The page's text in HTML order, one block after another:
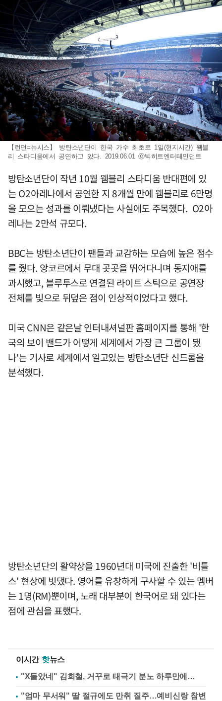
【런던=뉴시스】 방탄소년단이 한국 가수 최초로 1일(현지시간) 웸블
리 스타디움에서 공연하고 있다. 2019.06.01 ⓒ빅히트엔터테인먼트
방탄소년단이 작년 10월 웸블리 스타디움 반대편에 있
는 O2아레나에서 공연한 지 8개월 만에 웸블리로 6만명
을 모으는 성과를 이뤄냈다는 사실에도 주목했다. O2아
레나는 2만석 규모다.
BBC는 방탄소년단이 팬들과 교감하는 모습에 높은 점수
를 줬다. 앙코르에서 무대 곳곳을 뛰어다니며 동지애를
과시했고, 블루투스로 연결된 라이트 스틱으로 공연장
전체를 빛으로 뒤덮은 점이 인상적이었다고 했다.
미국 CNN은 같은날 인터내셔널판 홈페이지를 통해 '한
국의 보이 밴드가 어떻게 세계에서 가장 큰 그룹이 됐
나'는 기사로 세계에서 일고있는 방탄소년단 신드롬을
분석했다.
방탄소년단의 활약상을 1960년대 미국에 진출한 '비틀
스' 현상에 빗댔다. 영어를 유창하게 구사할 수 있는 멤버
는 1명(RM)뿐이며, 노래 대부분이 한국어로 돼 있다는
점에 관심을 표했다.
이시간 핫뉴스
"X돌았네" 김희철, 거꾸로 태극기 분노 하루만에…
"엄마 무서워" 딸 절규에도 만취 질주…예비신랑 참변